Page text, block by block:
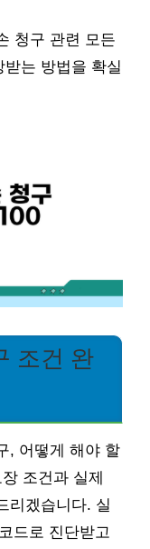
청구 관련 모든
는 방법을 확실
조건 완
, 어떻게 해야 할
조건과 실제
리겠습니다. 실
드로 진단받고